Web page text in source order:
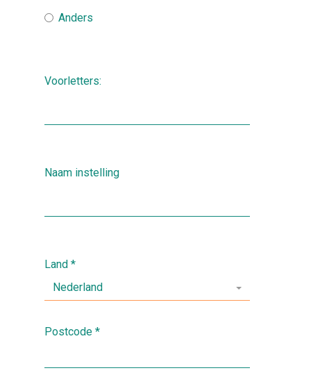
Anders
Voorletters:
Naam instelling
Land *
Nederland
Postcode *